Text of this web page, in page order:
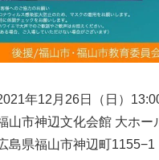
年12月26日（日）
山市神辺文化会館 大ホー
島県福山市神辺町1155−1